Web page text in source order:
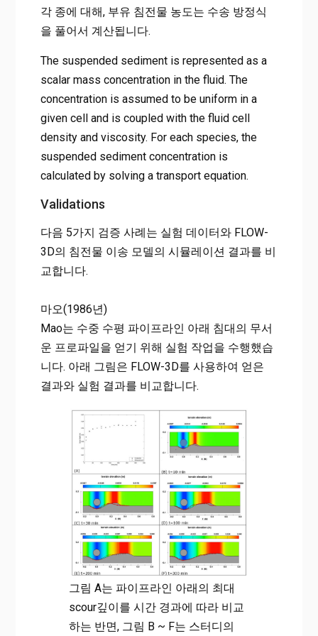
각 종에 대해, 부유 침전물 농도는 수송 방정식
을 풀어서 계산됩니다.
The suspended sediment is represented as a
scalar mass concentration in the fluid. The
concentration is assumed to be uniform in a
given cell and is coupled with the fluid cell
density and viscosity. For each species, the
suspended sediment concentration is
calculated by solving a transport equation.
Validations
다음 5가지 검증 사례는 실험 데이터와 FLOW-
3D의 침전물 이송 모델의 시뮬레이션 결과를 비
교합니다.
마오(1986년)
Mao는 수중 수평 파이프라인 아래 침대의 무서
운 프로파일을 얻기 위해 실험 작업을 수행했습
니다. 아래 그림은 FLOW-3D를 사용하여 얻은
결과와 실험 결과를 비교합니다.
그림 A는 파이프라인 아래의 최대
scour깊이를 시간 경과에 따라 비교
하는 반면, 그림 B ~ F는 스터디의